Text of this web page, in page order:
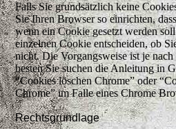
Falls Sie grundsätzlich keine
Sie Ihren Browser so einrichten,
wenn ein Cookie gesetzt werden
einzelnen Cookie entscheiden, ob
nicht. Die Vorgangsweise ist je
besten Sie suchen die Anleitung in
“Cookies löschen Chrome” oder
Chrome” im Falle eines Chrome
Rechtsgrundlage